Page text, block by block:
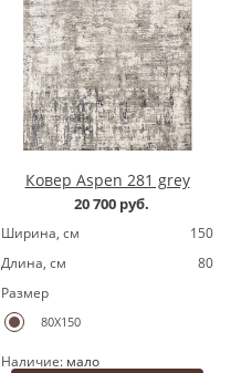
Ковер Aspen 281 grey
20 700 руб.
Ширина, cм
150
Длина, cм
80
Размер
80X150
Наличие: мало